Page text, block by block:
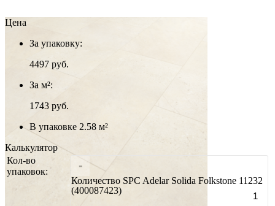
Цена
За упаковку:
4497 руб.
За м²:
1743 руб.
В упаковке 2.58 м²
Калькулятор
Кол-во
упаковок:
-
Количество SPC Adelar Solida Folkstone 11232
(400087423)